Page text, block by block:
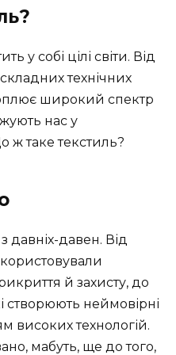
у собі цілі світи. Від
технічних
широкий спектр
нас у
ж таке текстиль?
давніх-давен. Від
й захисту, до
створюють неймовірні
високих технологій.
мабуть, ще до того,